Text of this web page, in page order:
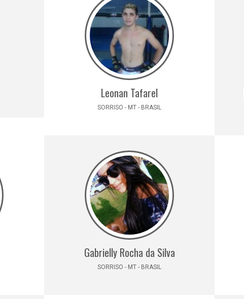
Leonan Tafarel
SORRISO - MT - BRASIL
Gabrielly Rocha da Silva
SORRISO - MT - BRASIL